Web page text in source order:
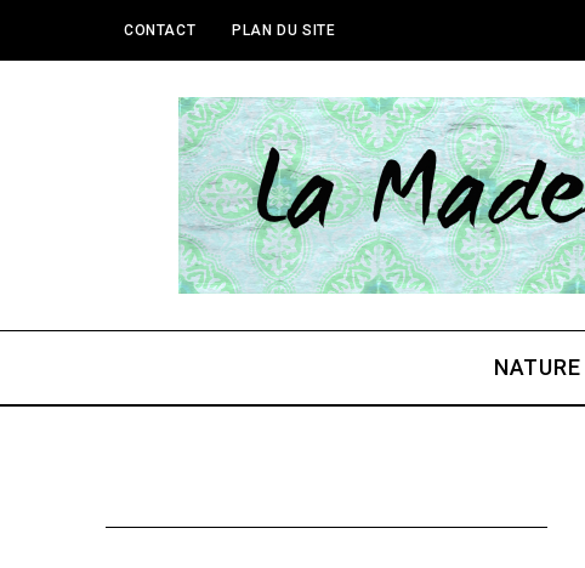
CONTACT PLAN DU SITE
NATURE